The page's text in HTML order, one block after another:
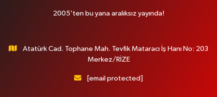
2005'ten bu yana aralıksız yayında!
Atatürk Cad. Tophane Mah. Tevfik Mataracı İş Hanı No: 203
Merkez/RİZE
[email protected]